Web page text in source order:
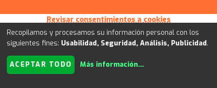
Revisar consentimientos a cookies
Recopilamos y procesamos su información personal con los
siguientes fines: Usabilidad, Seguridad, Análisis, Publicidad.
ACEPTAR TODO Más información...